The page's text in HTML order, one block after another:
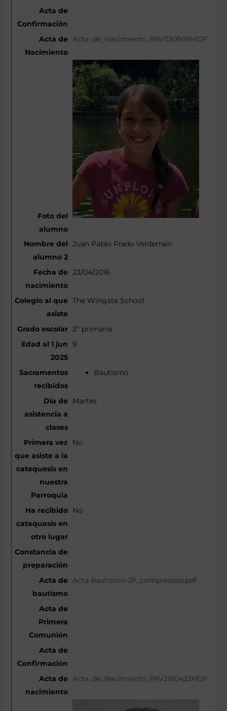
Juan Pablo Prado Velderrain
23/04/2016
The Wingate School
2° primaria
9
Bautismo
Martes
No
No
Acta-bautismo-JP_compressed.pdf